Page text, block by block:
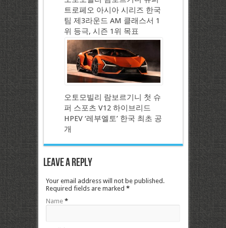
트로페오 아시아 시리즈 한국
팀 제3라운드 AM 클래스서 1
위 등극, 시즌 1위 목표
오토모빌리 람보르기니 첫 슈
퍼 스포츠 V12 하이브리드
HPEV ‘레부엘토’ 한국 최초 공
개
Leave a Reply
Your email address will not be published.
Required fields are marked *
Name *